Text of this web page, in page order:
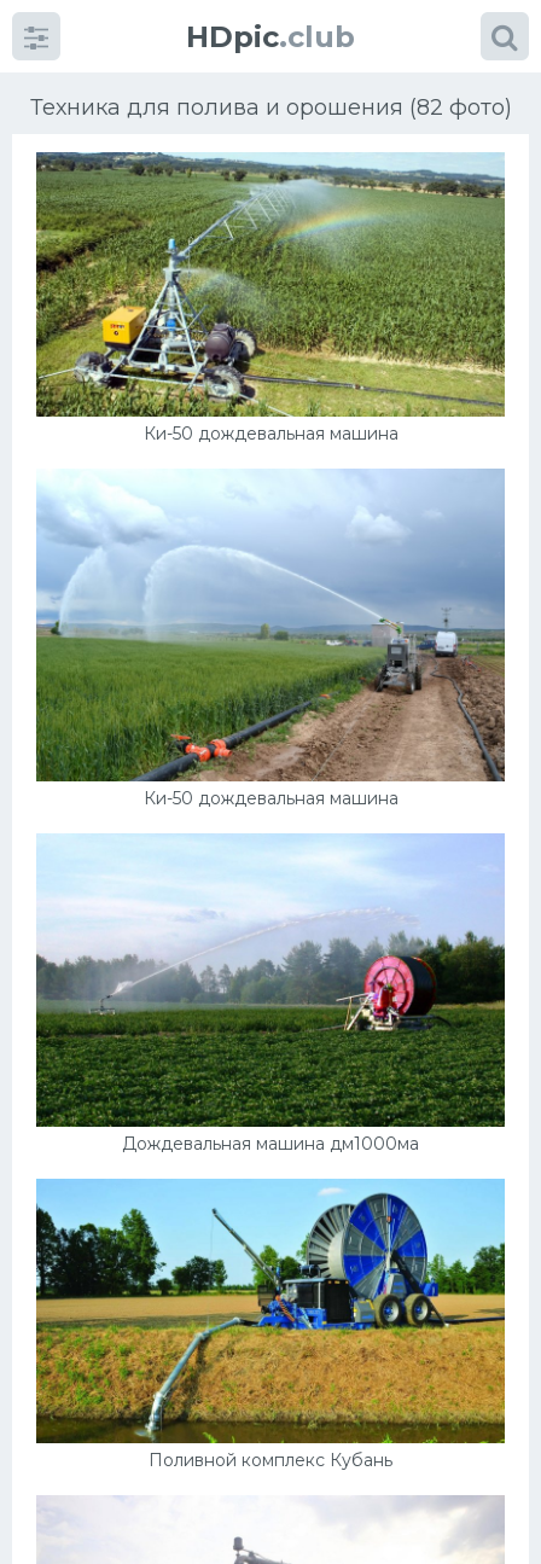
HDpic.club
Техника для полива и орошения (82 фото)
Ки-50 дождевальная машина
Ки-50 дождевальная машина
Дождевальная машина дм1000ма
Поливной комплекс Кубань
Категории
Разное
Автомобили
УРАЛ
Ниссан
Пежо
Ауди
Гараж
Русские авто
Вольво
Фольксваген
Лексус
Дэу
Скания
Джили
Хавал
Кавасаки
Инфинити
ЛУАЗ
Фиат
Ситроен